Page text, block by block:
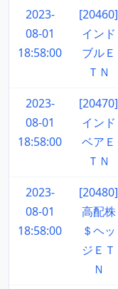
2023-
08-01
18:58:00
[20460]
インド
ブルＥ
ＴＮ
2023-
08-01
18:58:00
[20470]
インド
ベアＥ
ＴＮ
2023-
08-01
18:58:00
[20480]
高配株
＄ヘッ
ジＥＴ
Ｎ